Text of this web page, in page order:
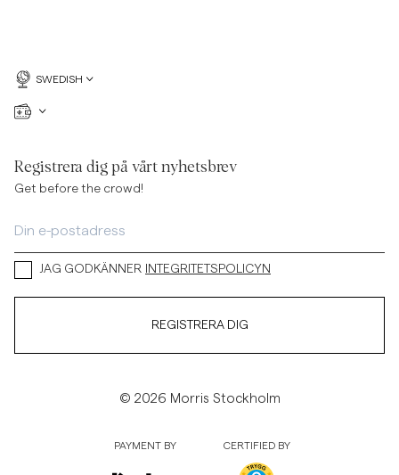
SWEDISH
Registrera dig på vårt nyhetsbrev
Get before the crowd!
JAG GODKÄNNER INTEGRITETSPOLICYN
REGISTRERA DIG
© 2026 Morris Stockholm
PAYMENT BY CERTIFIED BY